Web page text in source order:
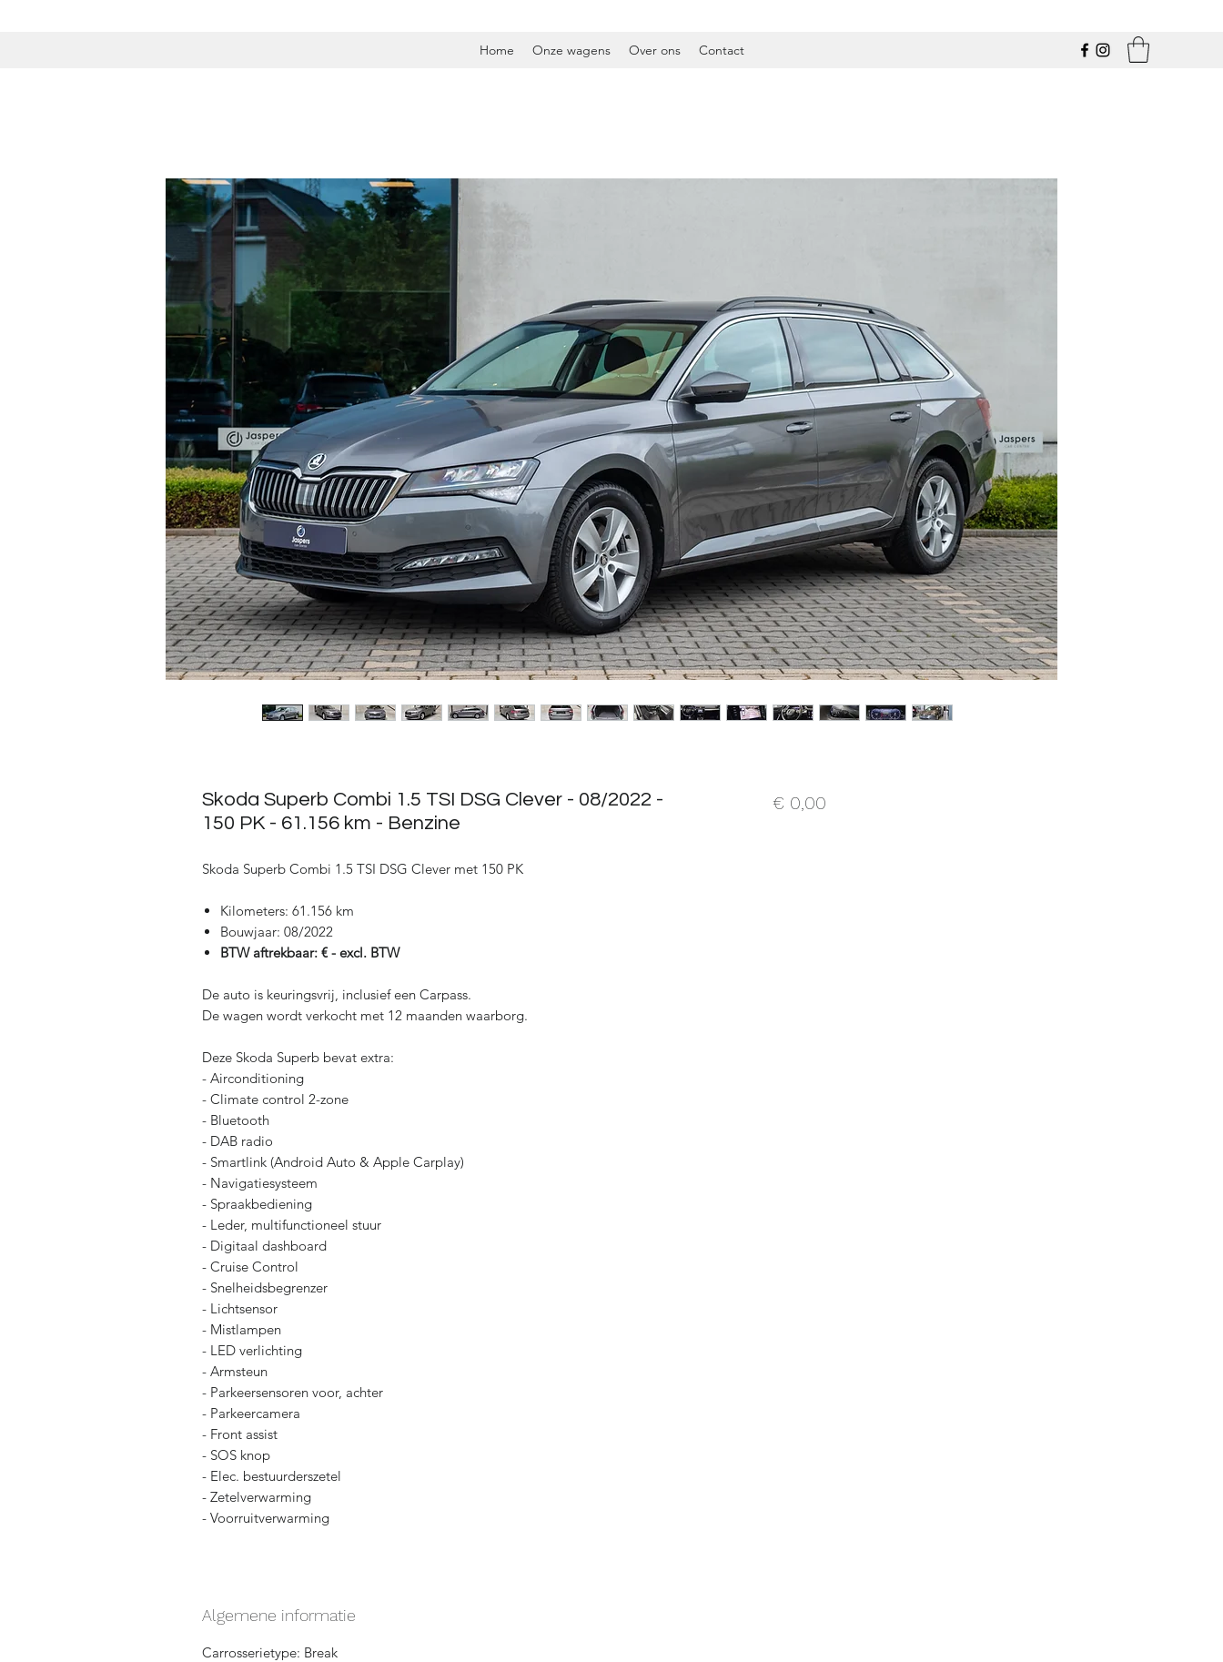
Home Onze wagens Over ons Contact
Skoda Superb Combi 1.5 TSI DSG Clever - 08/2022 -
150 PK - 61.156 km - Benzine
Skoda Superb Combi 1.5 TSI DSG Clever met 150 PK
Kilometers: 61.156 km
Bouwjaar: 08/2022
BTW aftrekbaar: € - excl. BTW
De auto is keuringsvrij, inclusief een Carpass.
De wagen wordt verkocht met 12 maanden waarborg.
Deze Skoda Superb bevat extra:
- Airconditioning
- Climate control 2-zone
- Bluetooth
- DAB radio
- Smartlink (Android Auto & Apple Carplay)
- Navigatiesysteem
- Spraakbediening
- Leder, multifunctioneel stuur
- Digitaal dashboard
- Cruise Control
- Snelheidsbegrenzer
- Lichtsensor
- Mistlampen
- LED verlichting
- Armsteun
- Parkeersensoren voor, achter
- Parkeercamera
- Front assist
- SOS knop
- Elec. bestuurderszetel
- Zetelverwarming
- Voorruitverwarming
Algemene informatie
Carrosserietype: Break
€ 0,00Prijs